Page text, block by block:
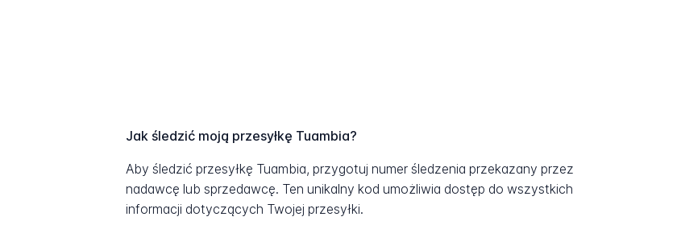
Jak śledzić moją przesyłkę Tuambia?
Aby śledzić przesyłkę Tuambia, przygotuj numer śledzenia przekazany przez
nadawcę lub sprzedawcę. Ten unikalny kod umożliwia dostęp do wszystkich
informacji dotyczących Twojej przesyłki.